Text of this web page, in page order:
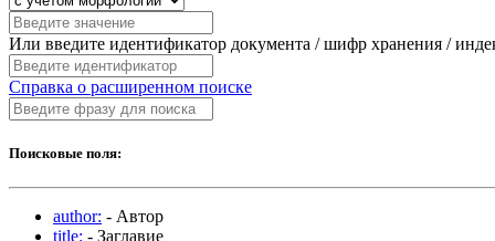
Или введите идентификатор документа / шифр хранения /
Справка о расширенном поиске
Поисковые поля:
author: - Автор
title: - Заглавие